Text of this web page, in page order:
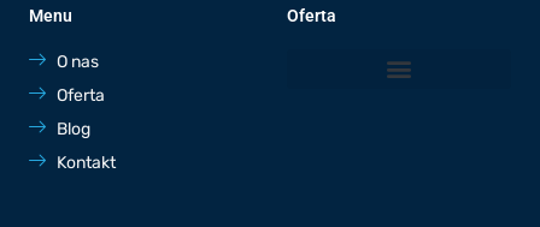
Menu
O nas
Oferta
Blog
Kontakt
Oferta